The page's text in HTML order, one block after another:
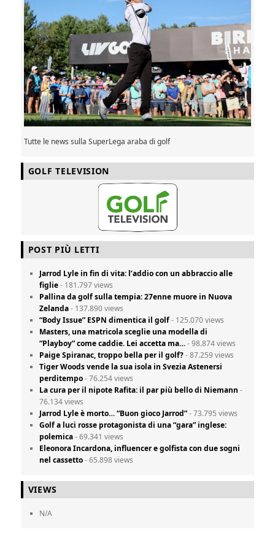
Tutte le news sulla SuperLega araba di golf
GOLF TELEVISION
POST PIÙ LETTI
Jarrod Lyle in fin di vita: l’addio con un abbraccio alle
figlie- 181.797 views
Pallina da golf sulla tempia: 27enne muore in Nuova
Zelanda- 137.890 views
“Body Issue” ESPN dimentica il golf- 125.070 views
Masters, una matricola sceglie una modella di
“Playboy” come caddie. Lei accetta ma…- 98.874 views
Paige Spiranac, troppo bella per il golf?- 87.259 views
Tiger Woods vende la sua isola in Svezia Astenersi
perditempo- 76.254 views
La cura per il nipote Rafita: il par più bello di Niemann -
76.134 views
Jarrod Lyle è morto… “Buon gioco Jarrod”- 73.795 views
Golf a luci rosse protagonista di una “gara” inglese:
polemica- 69.341 views
Eleonora Incardona, influencer e golfista con due sogni
nel cassetto- 65.898 views
VIEWS
N/A